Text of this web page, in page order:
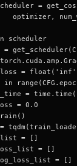
=
optimizer,
scheduler
=
=
in
=
= 0.0
= []
= []
= []